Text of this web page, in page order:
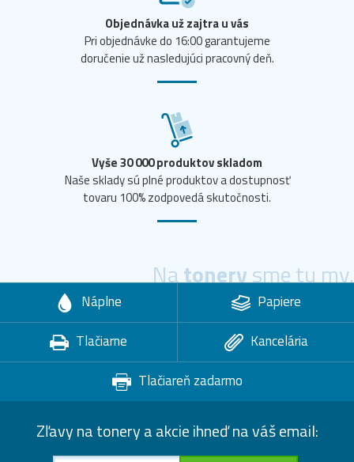
Objednávka už zajtra u vás
Pri objednávke do 16:00 garantujeme
doručenie už nasledujúci pracovný deň.
Vyše 30 000 produktov skladom
Naše sklady sú plné produktov a dostupnosť
tovaru 100% zodpovedá skutočnosti.
Natonerysme tu my.
Náplne
Papiere
Tlačiarne
Kancelária
Tlačiareň zadarmo
Zľavy na tonery a akcie ihneď na váš email: